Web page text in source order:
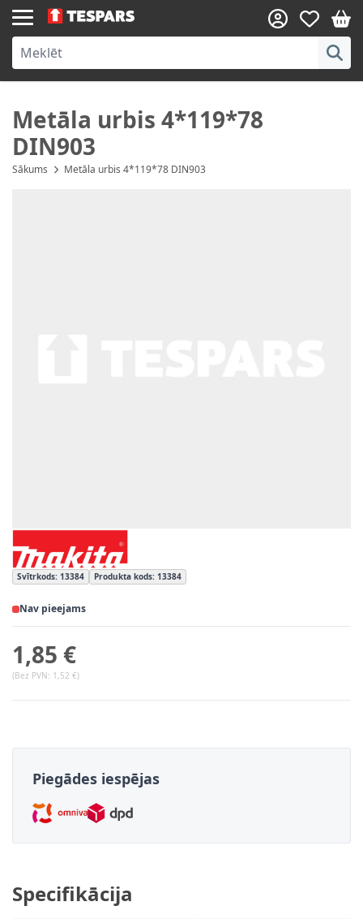
Skip to Content
Metāla urbis 4*119*78
DIN903
Sākums Metāla urbis 4*119*78 DIN903
Svītrkods: 13384 Produkta kods: 13384
Nav pieejams
1,85 €
(Bez PVN: 1,52 €)
Piegādes iespējas
Specifikācija